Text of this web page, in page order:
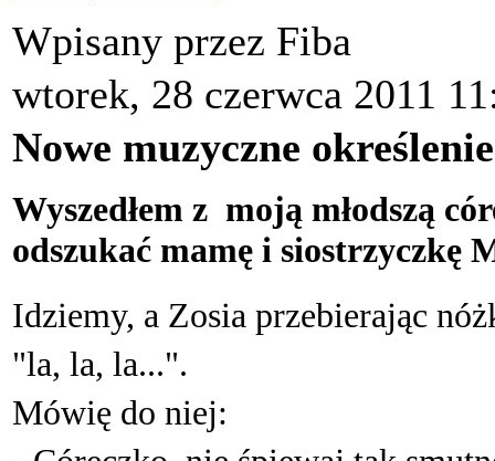
Wpisany przez Fiba
wtorek, 28 czerwca 2011
Nowe muzyczne
Wyszedłem z moją młodszą
odszukać mamę i siostrzyczkę
Idziemy, a Zosia przebierając
"la, la, la...".
Mówię do niej: